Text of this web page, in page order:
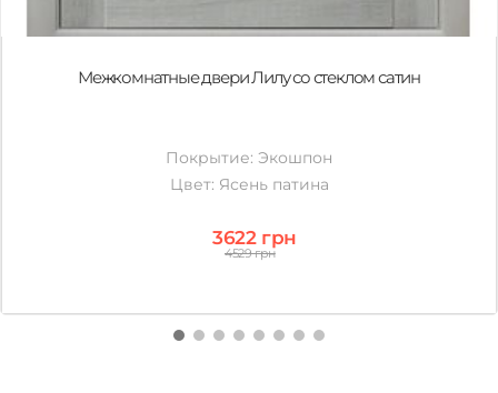
Межкомнатные двери Лилу со стеклом сатин
Покрытие: Экошпон
Цвет: Ясень патина
3622 грн
4529 грн